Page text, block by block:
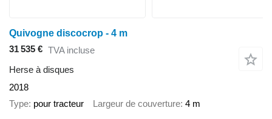
Quivogne discocrop - 4 m
31 535 € TVA incluse
Herse à disques
2018
Type pour tracteur Largeur de couverture 4 m